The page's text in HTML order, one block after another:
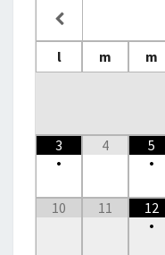
l m m
3
•
4
5
•
10 11
12
•